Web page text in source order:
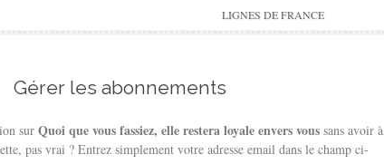
content
LIGNES DE FRANCE
Gérer les abonnements
sur Quoi que vous fassiez, elle restera loyale envers vous sans avoir à
pas vrai ? Entrez simplement votre adresse email dans le champ ci-